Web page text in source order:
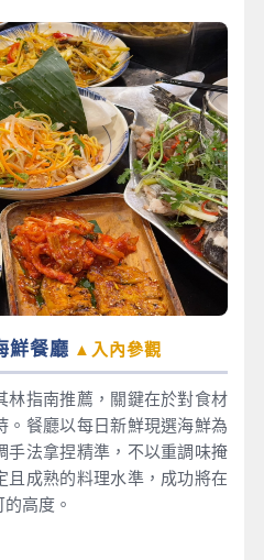
鮮餐廳 ▲入內參觀
林指南推薦，關鍵在於對食材
。餐廳以每日新鮮現選海鮮為
手法拿捏精準，不以重調味掩
且成熟的料理水準，成功將在
高度。